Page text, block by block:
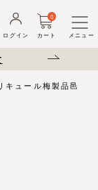
ログイン カート
0
メニュー
のお知らせ
キュール梅製品邑じ